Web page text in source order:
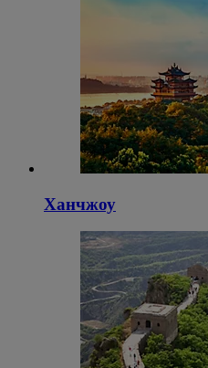
Ханчжоу